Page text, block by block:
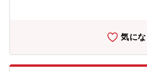
以上）が定年退職を控えており、業
チームマネジメントもお任せしたい
成】財務経理部では4名が在籍してい
ー (50代前半/男性)・リーダー(60代
半/女性)・派遣スタッフ(40代前半/
気に